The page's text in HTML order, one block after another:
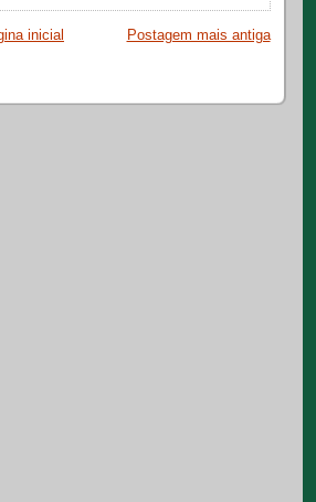
Postagem mais antiga
inicial